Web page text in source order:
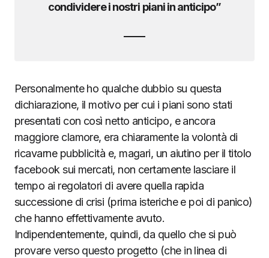
condividere i nostri piani in anticipo”
Personalmente ho qualche dubbio su questa
dichiarazione, il motivo per cui i piani sono stati
presentati con così netto anticipo, e ancora
maggiore clamore, era chiaramente la volontà di
ricavarne pubblicità e, magari, un aiutino per il titolo
facebook sui mercati, non certamente lasciare il
tempo ai regolatori di avere quella rapida
successione di crisi (prima isteriche e poi di panico)
che hanno effettivamente avuto.
Indipendentemente, quindi, da quello che si può
provare verso questo progetto (che in linea di